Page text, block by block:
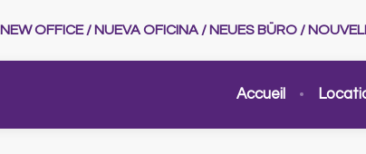
NEW OFFICE / NUEVA OFICINA / NEUES BÜRO /
Accueil